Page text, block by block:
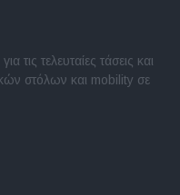
τις τελευταίες τάσεις και
στόλων και mobility σε